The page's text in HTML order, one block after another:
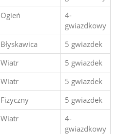
Ogień
4-
gwiazdkowy
Błyskawica
5 gwiazdek
Wiatr
5 gwiazdek
Wiatr
5 gwiazdek
Fizyczny
5 gwiazdek
Wiatr
4-
gwiazdkowy